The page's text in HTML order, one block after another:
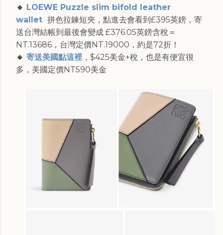
🔸 LOEWE Puzzle slim bifold leather
wallet 拼色拉鍊短夾，點進去會看到£395英鎊，寄
送台灣結帳到最後會變成 £376.05英鎊含稅＝
NT.13686，台灣定價NT.19000，約是72折！
🔸 寄送美國點這裡 ，$425美金+稅，也是有便宜很
多，美國定價NT590美金